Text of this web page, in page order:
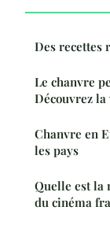
Des recettes
Le chanvre
Découvrez
Chanvre en
les pays
Quelle est la
du cinéma